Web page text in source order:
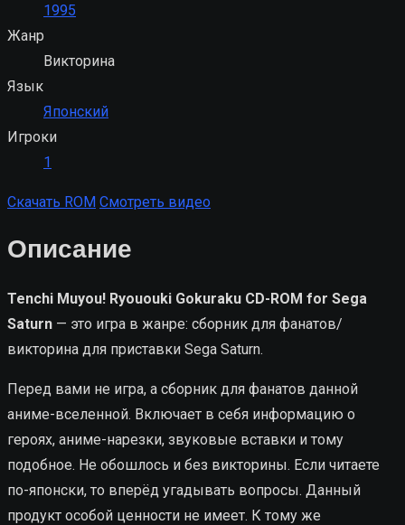
1995
Жанр
Викторина
Язык
Японский
Игроки
1
Скачать ROM Смотреть видео
Описание
Tenchi Muyou! Ryououki Gokuraku CD-ROM for Sega
Saturn — это игра в жанре: сборник для фанатов/
викторина для приставки Sega Saturn.
Перед вами не игра, а сборник для фанатов данной
аниме-вселенной. Включает в себя информацию о
героях, аниме-нарезки, звуковые вставки и тому
подобное. Не обошлось и без викторины. Если читаете
по-японски, то вперёд угадывать вопросы. Данный
продукт особой ценности не имеет. К тому же